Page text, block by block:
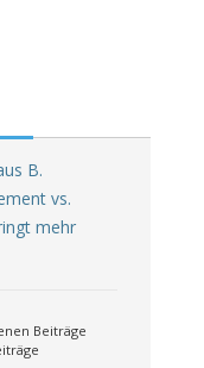
B.
vs.
mehr
Beiträge